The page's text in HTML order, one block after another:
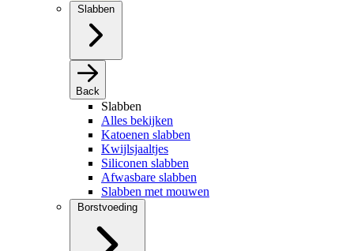
Slabben
Back
Slabben
Alles bekijken
Katoenen slabben
Kwijlsjaaltjes
Siliconen slabben
Afwasbare slabben
Slabben met mouwen
Borstvoeding